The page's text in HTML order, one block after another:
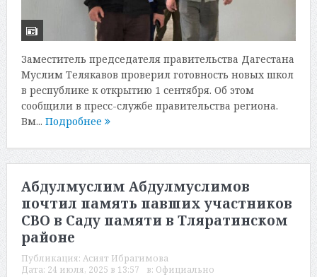
Заместитель председателя правительства Дагестана
Муслим Телякавов проверил готовность новых школ
в республике к открытию 1 сентября. Об этом
сообщили в пресс-службе правительства региона.
Вм... Подробнее
Абдулмуслим Абдулмуслимов
почтил память павших участников
СВО в Саду памяти в Тляратинском
районе
Публикация: Асият Ибрагимова
Дата: 24 июля, 2025 в 13:57 в: Официально